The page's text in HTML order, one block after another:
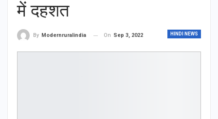
में दहशत
HINDI NEWS
By Modernruralindia On Sep 3, 2022